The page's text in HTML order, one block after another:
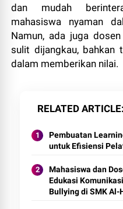
dan mudah
mahasiswa nyaman
Namun, ada juga
sulit dijangkau, bahkan
dalam memberikan nilai.
RELATED ARTICLE
Pembuatan
untuk Efisiensi
Mahasiswa dan
Edukasi
Bullying di SMK Al-